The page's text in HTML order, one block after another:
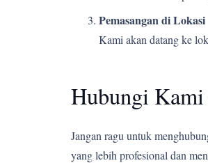
Pemasangan di Lokasi
Kami akan datang ke
Hubungi Kami
Jangan ragu untuk
yang lebih profesional dan